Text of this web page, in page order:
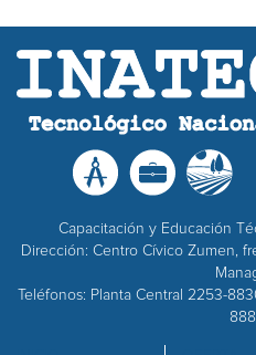
Capacitación y Educación
Dirección: Centro Cívico Zumen,
Teléfonos: Planta Central 2253-